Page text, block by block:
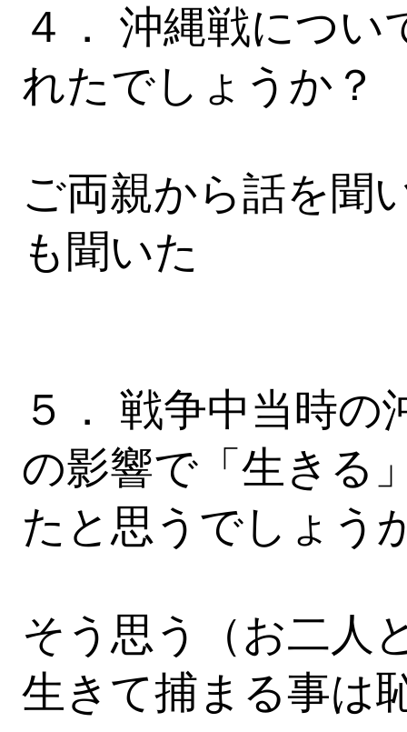
４． 沖縄戦につ
れたでしょうか？
ご両親から話を
も聞いた
５． 戦争中当時
の影響で「生きる
たと思うでしょう
そう思う（お二
生きて捕まる事は